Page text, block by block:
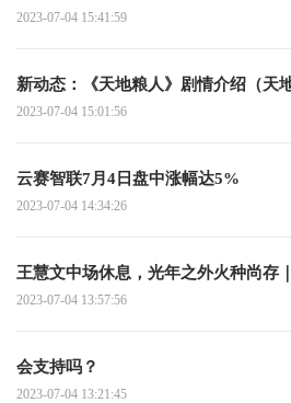
2023-07-04 15:41:59
新动态：《天地粮人》剧情介绍（天
2023-07-04 15:01:56
云赛智联7月4日盘中涨幅达5%
2023-07-04 14:34:26
王慧文中场休息，光年之外火种尚存
2023-07-04 13:57:56
会支持吗？
2023-07-04 13:21:45